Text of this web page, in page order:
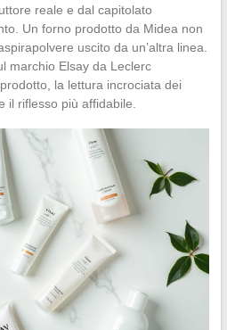
reale e dal capitolato
Un forno prodotto da Midea non
uscito da un’altra linea.
marchio Elsay da Leclerc
la lettura incrociata dei
il riflesso più affidabile.